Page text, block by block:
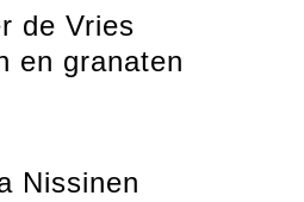
de Vries
en granaten
Nissinen